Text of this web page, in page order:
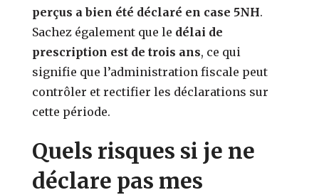
perçus a bien été déclaré en case 5NH.
Sachez également que le délai de
prescription est de trois ans, ce qui
signifie que l’administration fiscale peut
contrôler et rectifier les déclarations sur
cette période.
Quels risques si je ne
déclare pas mes